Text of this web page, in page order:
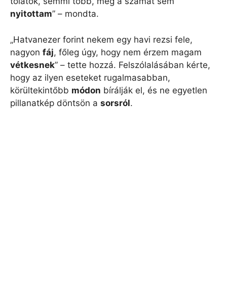
nyitottam” – mondta.
„Hatvanezer forint nekem egy havi rezsi fele,
nagyon fáj, főleg úgy, hogy nem érzem magam
vétkesnek” – tette hozzá. Felszólalásában kérte,
hogy az ilyen eseteket rugalmasabban,
körültekintőbb módon bírálják el, és ne egyetlen
pillanatkép döntsön a sorsról.